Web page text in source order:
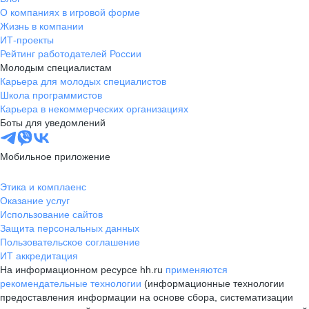
О компаниях в игровой форме
Жизнь в компании
ИТ-проекты
Рейтинг работодателей России
Молодым специалистам
Карьера для молодых специалистов
Школа программистов
Карьера в некоммерческих организациях
Боты для уведомлений
Мобильное приложение
Этика и комплаенс
Оказание услуг
Использование сайтов
Защита персональных данных
Пользовательское соглашение
ИТ аккредитация
На информационном ресурсе hh.ru применяются
рекомендательные технологии (информационные технологии
предоставления информации на основе сбора, систематизации